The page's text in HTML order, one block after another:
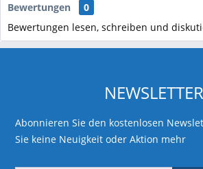
Bewertungen
0
Bewertungen lesen, schreiben und
NEWSLETTER
Abonnieren Sie den kostenlosen
Sie keine Neuigkeit oder Aktion mehr